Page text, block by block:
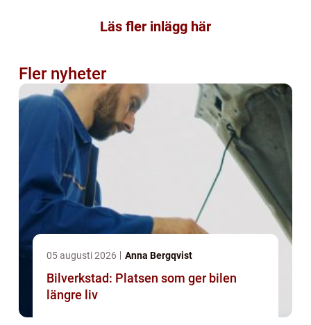
Läs fler inlägg här
Fler nyheter
05 augusti 2026 Anna Bergqvist
Bilverkstad: Platsen som ger bilen
längre liv